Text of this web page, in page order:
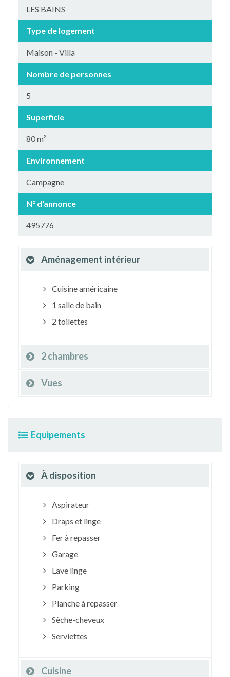
LES BAINS
Type de logement
Maison - Villa
Nombre de personnes
5
Superficie
80 m²
Environnement
Campagne
N° d'annonce
495776
Aménagement intérieur
Cuisine américaine
1 salle de bain
2 toilettes
2 chambres
Vues
Equipements
À disposition
Aspirateur
Draps et linge
Fer à repasser
Garage
Lave linge
Parking
Planche à repasser
Sèche-cheveux
Serviettes
Cuisine